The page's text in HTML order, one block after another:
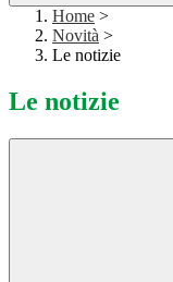
Home >
Novità >
Le notizie
Le notizie